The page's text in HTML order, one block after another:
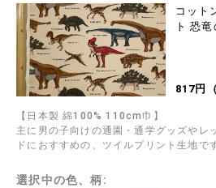
コット
ト 恐
817円
【日本製 綿100% 110cm巾】
主に男の子向けの通園・通学グッズやレ
ドにおすすめの、ツイルプリント生地で
選択中の色、柄: